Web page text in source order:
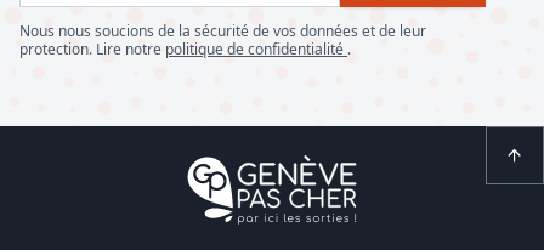
Nous nous soucions de la sécurité de vos données et de leur
protection. Lire notre politique de confidentialité .